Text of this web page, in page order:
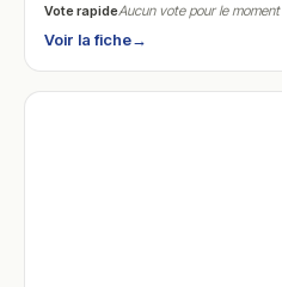
Vote rapideAucun vote pour le moment
Voir la fiche→